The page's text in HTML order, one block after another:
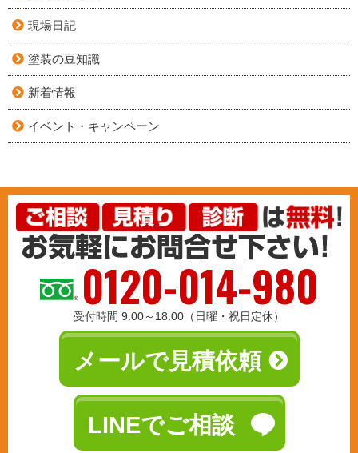
現場日記
塗装の豆知識
新着情報
イベント・キャンペーン
0120-014-980
受付時間 9:00～18:00（日曜・祝日定休）
メールで見積依頼
LINEでご相談